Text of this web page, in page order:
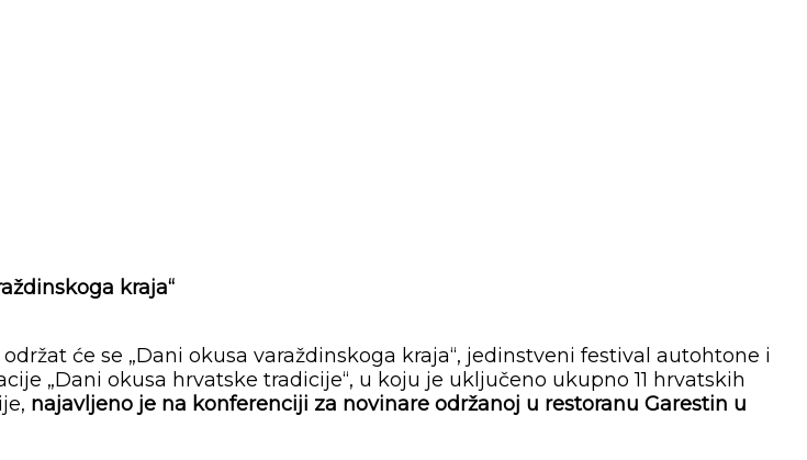
kraja“
će se „Dani okusa varaždinskoga kraja“, jedinstveni festival autohtone i
„Dani okusa hrvatske tradicije“, u koju je uključeno ukupno 11 hrvatskih
najavljeno je na konferenciji za novinare održanoj u restoranu Garestin u